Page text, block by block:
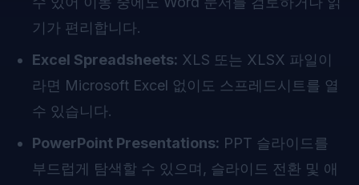
기가 편리합니다.
Excel Spreadsheets: XLS 또는 XLSX 파일이
라면 Microsoft Excel 없이도 스프레드시트를 열
수 있습니다.
PowerPoint Presentations: PPT 슬라이드를
부드럽게 탐색할 수 있으며, 슬라이드 전환 및 애